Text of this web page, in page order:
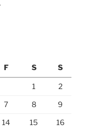
F S S
1 2
7 8 9
14 15 16